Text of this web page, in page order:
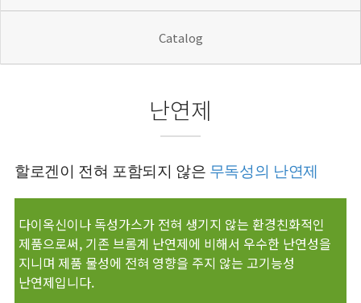
Catalog
난연제
할로겐이 전혀 포함되지 않은 무독성의 난연제
다이옥신이나 독성가스가 전혀 생기지 않는 환경친화적인
제품으로써, 기존 브롬계 난연제에 비해서 우수한 난연성을
지니며 제품 물성에 전혀 영향을 주지 않는 고기능성
난연제입니다.